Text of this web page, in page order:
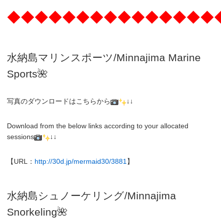
水納島マリンスポーツ/Minnajima Marine
Sports🌺
写真のダウンロードはこちらから ↓↓
Download from the below links according to your allocated
sessions
↓↓
【URL： http://30d.jp/mermaid30/3881 】
水納島シュノーケリング/Minnajima
Snorkeling🌺